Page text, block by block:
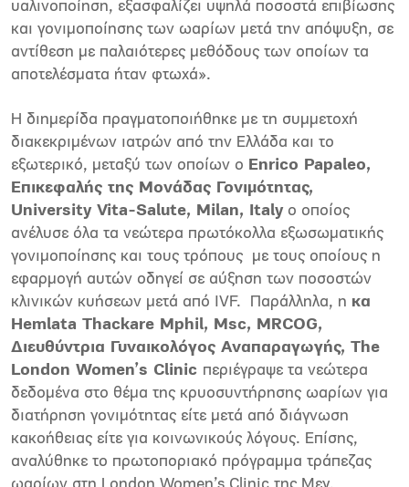
υαλινοποίηση, εξασφαλίζει υψηλά ποσοστά επιβίωσης
και γονιμοποίησης των ωαρίων μετά την απόψυξη, σε
αντίθεση με παλαιότερες μεθόδους των οποίων τα
αποτελέσματα ήταν φτωχά».
Η διημερίδα πραγματοποιήθηκε με τη συμμετοχή
διακεκριμένων ιατρών από την Ελλάδα και το
εξωτερικό, μεταξύ των οποίων ο Enrico Papaleo,
Επικεφαλής της Μονάδας Γονιμότητας,
University Vita-Salute, Milan, Italyο οποίος
ανέλυσε όλα τα νεώτερα πρωτόκολλα εξωσωματικής
γονιμοποίησης και τους τρόπους με τους οποίους η
εφαρμογή αυτών οδηγεί σε αύξηση των ποσοστών
κλινικών κυήσεων μετά από IVF. Παράλληλα, η κα
Hemlata Thackare Mphil, Msc, MRCOG,
Διευθύντρια Γυναικολόγος Αναπαραγωγής, The
London Women’s Clinic περιέγραψε τα νεώτερα
δεδομένα στο θέμα της κρυοσυντήρησης ωαρίων για
διατήρηση γονιμότητας είτε μετά από διάγνωση
κακοήθειας είτε για κοινωνικούς λόγους. Επίσης,
αναλύθηκε το πρωτοποριακό πρόγραμμα τράπεζας